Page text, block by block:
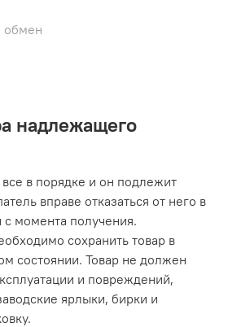
обмен
надлежащего
в порядке и он подлежит
вправе отказаться от него в
с момента получения.
сохранить товар в
состоянии. Товар не должен
и повреждений,
ярлыки, бирки и